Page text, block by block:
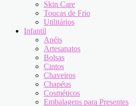
Skin Care
Toucas de Frio
Utilitários
Infantil
Anéis
Artesanatos
Bolsas
Cintos
Chaveiros
Chapéus
Cosméticos
Embalagens para Presentes